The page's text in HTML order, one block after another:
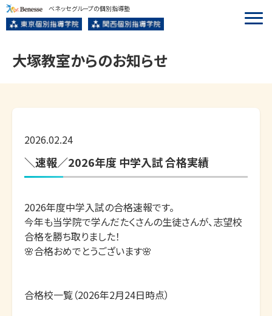
ベネッセグループの個別指導塾
大塚教室からのお知らせ
2026.02.24
＼速報／2026年度 中学入試 合格実績
2026年度中学入試の合格速報です。
今年も当学院で学んだたくさんの生徒さんが、志望校
合格を勝ち取りました！
🌸合格おめでとうございます🌸
合格校一覧（2026年2月24日時点）